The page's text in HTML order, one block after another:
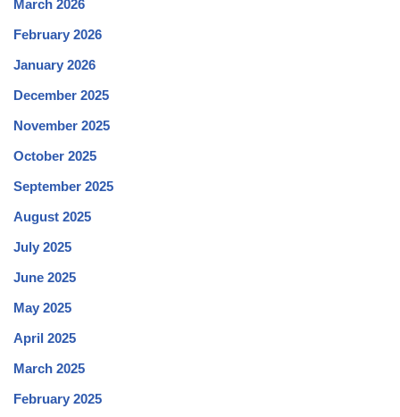
March 2026
February 2026
January 2026
December 2025
November 2025
October 2025
September 2025
August 2025
July 2025
June 2025
May 2025
April 2025
March 2025
February 2025